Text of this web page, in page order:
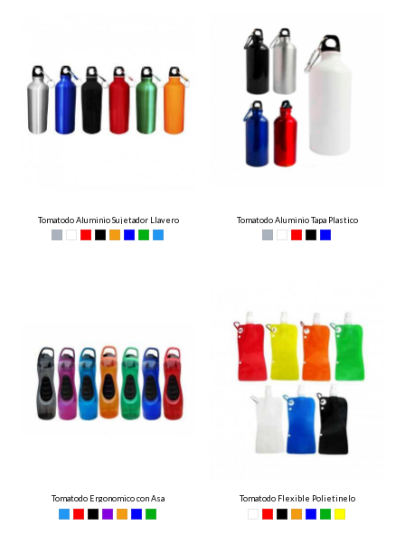
Tomatodo Aluminio Sujetador Llavero Tomatodo Aluminio Tapa Plastico
Tomatodo Ergonomico con Asa Tomatodo Flexible Polietinelo